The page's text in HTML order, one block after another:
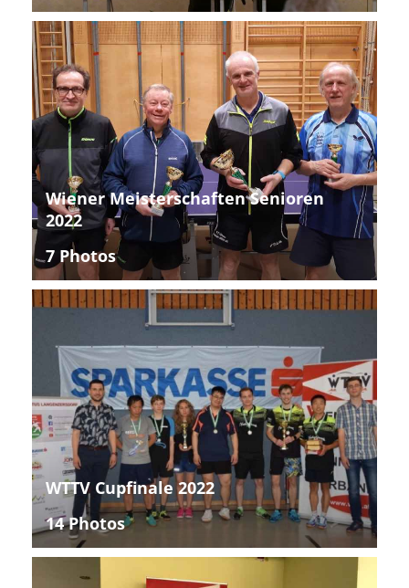
Wiener Meisterschaften Senioren
2022
7 Photos
WTTV Cupfinale 2022
14 Photos